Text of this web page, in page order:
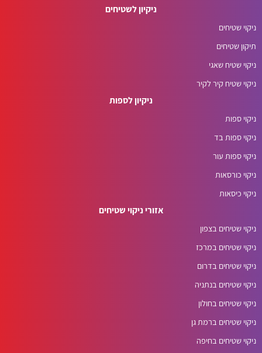
ניקיון לשטיחים
ניקוי שטיחים
תיקון שטיחים
ניקוי שטיח שאגי
ניקוי שטיח קיר לקיר
ניקיון לספות
ניקוי ספות
ניקוי ספות בד
ניקוי ספות עור
ניקוי כורסאות
ניקוי כיסאות
אזורי ניקוי שטיחים
ניקוי שטיחים בצפון
ניקוי שטיחים במרכז
ניקוי שטיחים בדרום
ניקוי שטיחים בנתניה
ניקוי שטיחים בחולון
ניקוי שטיחים ברמת גן
ניקוי שטיחים בחיפה